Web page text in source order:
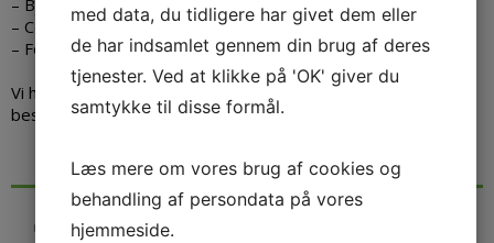
– Center for Miljøterapi
– Foreningen Sultkompagniet
Vi håber, I vil tage kontakt med os for at få en uddybet
beskrivelse og høre yderligere!
Nyheder
maj 2, 2025
med data, du tidligere har givet dem eller
de har indsamlet gennem din brug af deres
tjenester. Ved at klikke på 'OK' giver du
samtykke til disse formål.
Læs mere om vores brug af cookies og
behandling af persondata på vores
hjemmeside.